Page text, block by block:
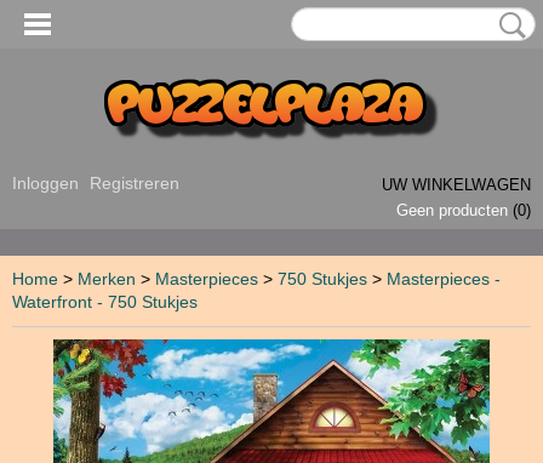
Inloggen Registreren
UW WINKELWAGEN
Geen producten (0)
Home > Merken > Masterpieces > 750 Stukjes > Masterpieces -
Waterfront - 750 Stukjes